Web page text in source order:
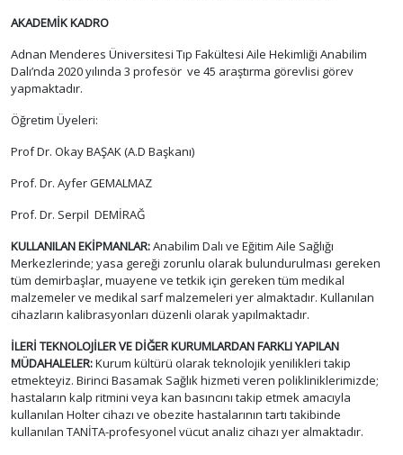
AKADEMİK KADRO
Adnan Menderes Üniversitesi Tıp Fakültesi Aile Hekimliği Anabilim
Dalı’nda 2020 yılında 3 profesör ve 45 araştırma görevlisi görev
yapmaktadır.
Öğretim Üyeleri:
Prof Dr. Okay BAŞAK (A.D Başkanı)
Prof. Dr. Ayfer GEMALMAZ
Prof. Dr. Serpil DEMİRAĞ
KULLANILAN EKİPMANLAR:Anabilim Dalı ve Eğitim Aile Sağlığı
Merkezlerinde; yasa gereği zorunlu olarak bulundurulması gereken
tüm demirbaşlar, muayene ve tetkik için gereken tüm medikal
malzemeler ve medikal sarf malzemeleri yer almaktadır. Kullanılan
cihazların kalibrasyonları düzenli olarak yapılmaktadır.
İLERİ TEKNOLOJİLER VE DİĞER KURUMLARDAN FARKLI YAPILAN
MÜDAHALELER:Kurum kültürü olarak teknolojik yenilikleri takip
etmekteyiz. Birinci Basamak Sağlık hizmeti veren polikliniklerimizde;
hastaların kalp ritmini veya kan basıncını takip etmek amacıyla
kullanılan Holter cihazı ve obezite hastalarının tartı takibinde
kullanılan TANİTA-profesyonel vücut analiz cihazı yer almaktadır.